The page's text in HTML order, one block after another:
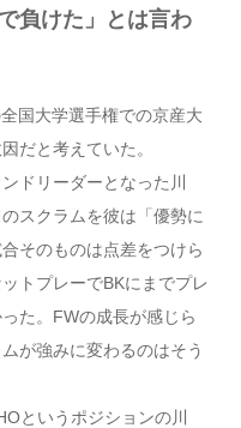
負けた」とは言わ
国大学選手権での京産大
だと考えていた。
ドリーダーとなった川
スクラムを彼は「優勢に
そのものは点差をつけら
トプレーでBKにまでプレ
た。FWの成長が感じら
が強みに変わるのはそう
というポジションの川